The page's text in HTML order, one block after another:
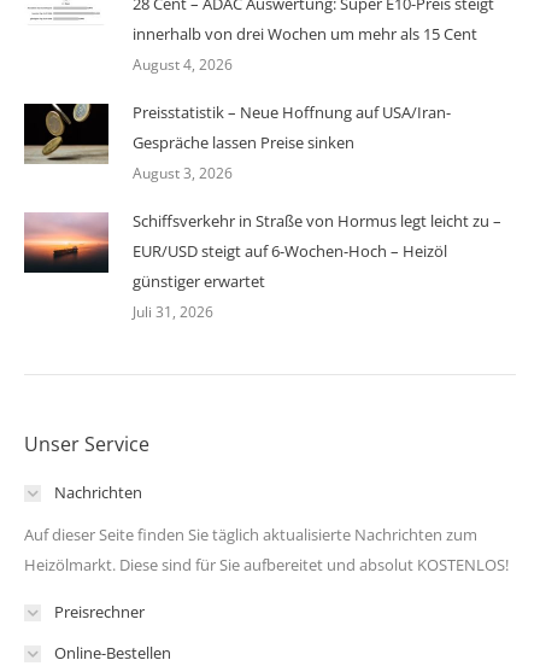
innerhalb von drei Wochen um mehr als 15 Cent
August 4, 2026
Preisstatistik – Neue Hoffnung auf USA/Iran-
Gespräche lassen Preise sinken
August 3, 2026
Schiffsverkehr in Straße von Hormus legt leicht zu –
EUR/USD steigt auf 6-Wochen-Hoch – Heizöl
günstiger erwartet
Juli 31, 2026
Unser Service
Nachrichten
Auf dieser Seite finden Sie täglich aktualisierte Nachrichten zum
Heizölmarkt. Diese sind für Sie aufbereitet und absolut KOSTENLOS!
Preisrechner
Online-Bestellen